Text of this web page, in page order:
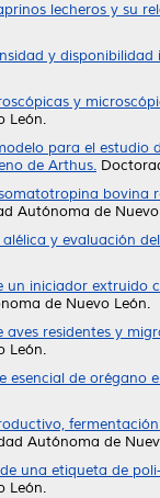
lecheros y su
y
y
León.
para el estudio
de Arthus.
bovina
Autónoma de
alélica y evaluación
un iniciador extruido
de Nuevo León.
aves residentes y
León.
esencial de orégano
Autónoma de
una etiqueta de
León.